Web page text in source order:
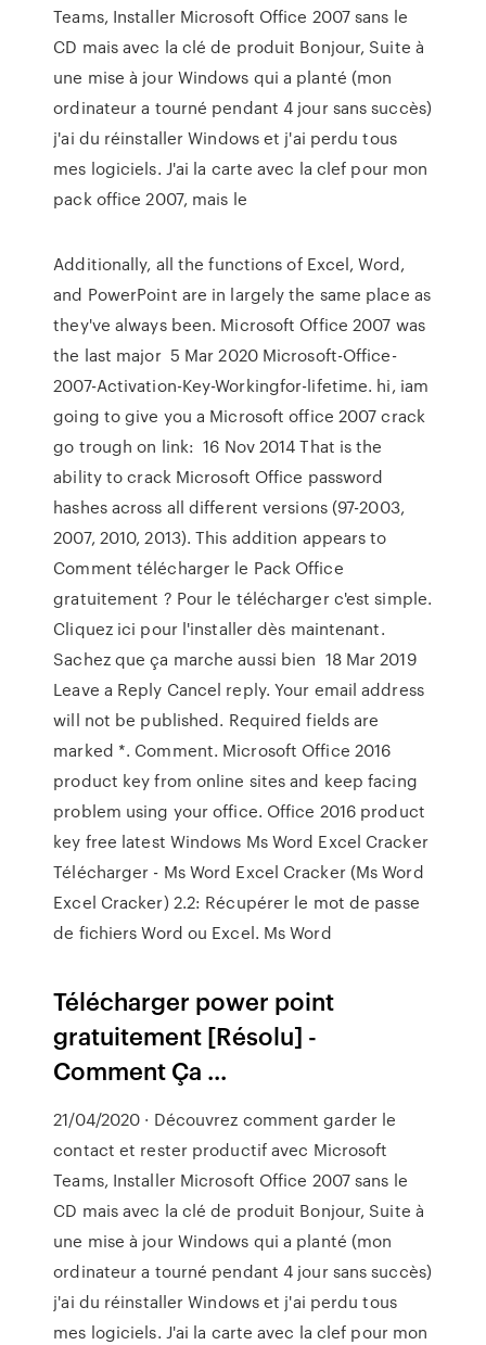
Teams, Installer Microsoft Office 2007 sans le
CD mais avec la clé de produit Bonjour, Suite à
une mise à jour Windows qui a planté (mon
ordinateur a tourné pendant 4 jour sans succès)
j'ai du réinstaller Windows et j'ai perdu tous
mes logiciels. J'ai la carte avec la clef pour mon
pack office 2007, mais le
Additionally, all the functions of Excel, Word,
and PowerPoint are in largely the same place as
they've always been. Microsoft Office 2007 was
the last major 5 Mar 2020 Microsoft-Office-
2007-Activation-Key-Workingfor-lifetime. hi, iam
going to give you a Microsoft office 2007 crack
go trough on link: 16 Nov 2014 That is the
ability to crack Microsoft Office password
hashes across all different versions (97-2003,
2007, 2010, 2013). This addition appears to
Comment télécharger le Pack Office
gratuitement ? Pour le télécharger c'est simple.
Cliquez ici pour l'installer dès maintenant.
Sachez que ça marche aussi bien 18 Mar 2019
Leave a Reply Cancel reply. Your email address
will not be published. Required fields are
marked *. Comment. Microsoft Office 2016
product key from online sites and keep facing
problem using your office. Office 2016 product
key free latest Windows Ms Word Excel Cracker
Télécharger - Ms Word Excel Cracker (Ms Word
Excel Cracker) 2.2: Récupérer le mot de passe
de fichiers Word ou Excel. Ms Word
Télécharger power point
gratuitement [Résolu] -
Comment Ça ...
21/04/2020 · Découvrez comment garder le
contact et rester productif avec Microsoft
Teams, Installer Microsoft Office 2007 sans le
CD mais avec la clé de produit Bonjour, Suite à
une mise à jour Windows qui a planté (mon
ordinateur a tourné pendant 4 jour sans succès)
j'ai du réinstaller Windows et j'ai perdu tous
mes logiciels. J'ai la carte avec la clef pour mon